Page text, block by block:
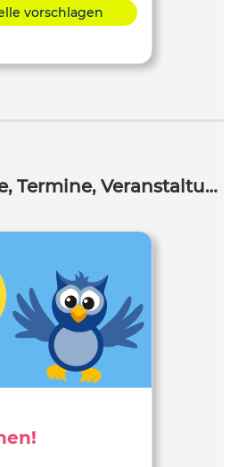
vorschlagen
Bildungsangebote, Termine, Veranstaltungen